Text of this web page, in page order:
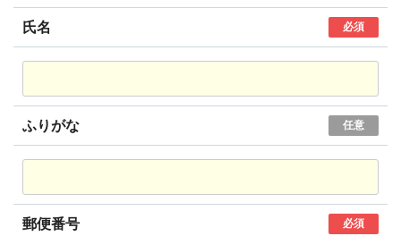
氏名 必須
ふりがな 任意
郵便番号 必須